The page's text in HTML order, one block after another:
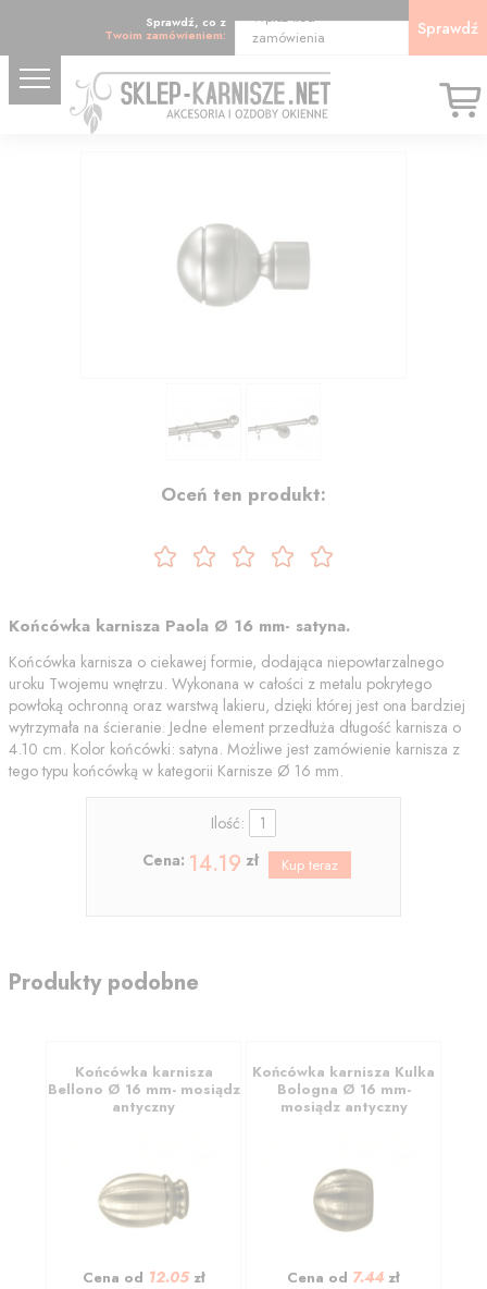
Sprawdź, co z
Twoim zamówieniem:
Wpisz kod
zamówienia
Sprawdź
Oceń ten produkt:
Końcówka karnisza Paola Ø 16 mm- satyna.
Końcówka karnisza o ciekawej formie, dodająca niepowtarzalnego
uroku Twojemu wnętrzu. Wykonana w całości z metalu pokrytego
powłoką ochronną oraz warstwą lakieru, dzięki której jest ona bardziej
wytrzymała na ścieranie. Jedne element przedłuża długość karnisza o
4.10 cm. Kolor końcówki: satyna. Możliwe jest zamówienie karnisza z
tego typu końcówką w kategorii Karnisze Ø 16 mm.
Ilość:
Cena: 14.19 zł
Produkty podobne
Końcówka karnisza
Bellono Ø 16 mm- mosiądz
antyczny
Cena od 12.05zł
Końcówka karnisza Kulka
Bologna Ø 16 mm-
mosiądz antyczny
Cena od 7.44 zł